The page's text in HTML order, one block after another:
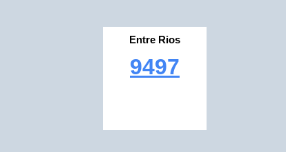
Entre Rios
9497